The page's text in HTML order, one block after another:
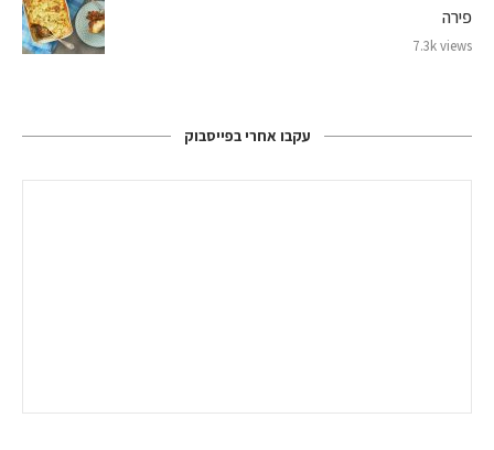
פירה
7.3k views
עקבו אחרי בפייסבוק